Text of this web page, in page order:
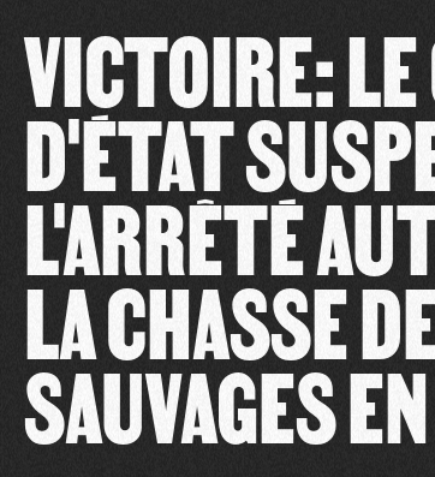
VICTOIRE:
D'ÉTAT
L'ARRÊTÉ
LA CHASSE
SAUVAGES